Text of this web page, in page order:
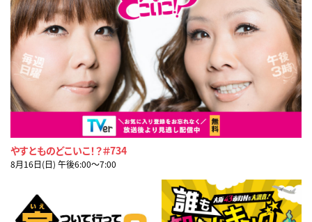
やすとものどこいこ！？＃734
8月16日(日) 午後6:00〜7:00